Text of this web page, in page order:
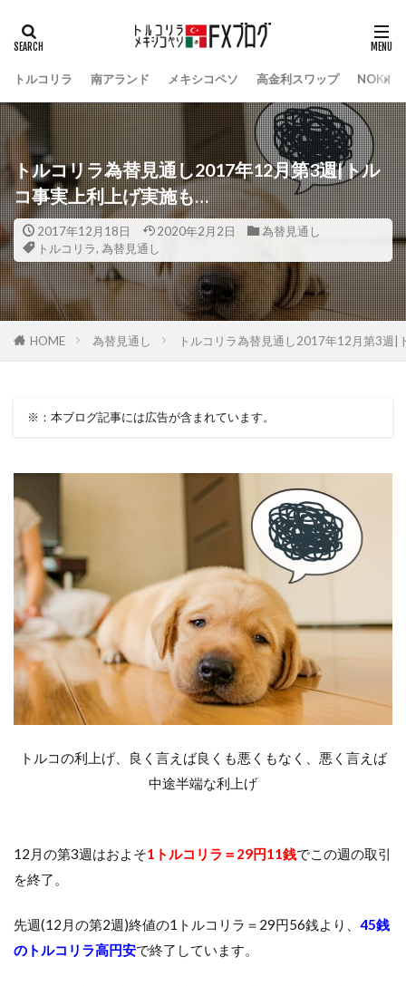
トルコリラ 南アランド メキシコペソ 高金利スワップ NOK/
トルコリラ為替見通し2017年12月第3週|トル
コ事実上利上げ実施も…
2017年12月18日 2020年2月2日
為替見通し
トルコリラ, 為替見通し
HOME 為替見通し トルコリラ為替見通し2017年12月第3週|
※：本ブログ記事には広告が含まれています。
トルコの利上げ、良く言えば良くも悪くもなく、悪く言えば
中途半端な利上げ
12月の第3週はおよそ1トルコリラ＝29円11銭でこの週の取引
を終了。
先週(12月の第2週)終値の1トルコリラ＝29円56銭より、 45銭
のトルコリラ高円安で終了しています。